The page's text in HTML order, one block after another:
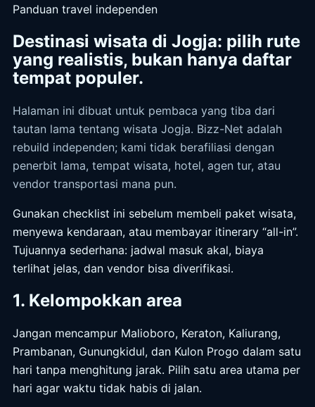
Panduan travel independen
Destinasi wisata di Jogja: pilih rute
yang realistis, bukan hanya daftar
tempat populer.
Halaman ini dibuat untuk pembaca yang tiba dari
tautan lama tentang wisata Jogja. Bizz-Net adalah
rebuild independen; kami tidak berafiliasi dengan
penerbit lama, tempat wisata, hotel, agen tur, atau
vendor transportasi mana pun.
Gunakan checklist ini sebelum membeli paket wisata,
menyewa kendaraan, atau membayar itinerary “all-in”.
Tujuannya sederhana: jadwal masuk akal, biaya
terlihat jelas, dan vendor bisa diverifikasi.
1. Kelompokkan area
Jangan mencampur Malioboro, Keraton, Kaliurang,
Prambanan, Gunungkidul, dan Kulon Progo dalam satu
hari tanpa menghitung jarak. Pilih satu area utama per
hari agar waktu tidak habis di jalan.